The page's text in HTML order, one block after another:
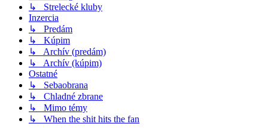
↳ Strelecké kluby
Inzercia
↳ Predám
↳ Kúpim
↳ Archív (predám)
↳ Archív (kúpim)
Ostatné
↳ Sebaobrana
↳ Chladné zbrane
↳ Mimo témy
↳ When the shit hits the fan